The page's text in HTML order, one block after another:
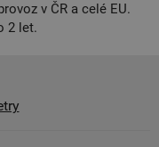
v ČR a celé EU.
2 let.